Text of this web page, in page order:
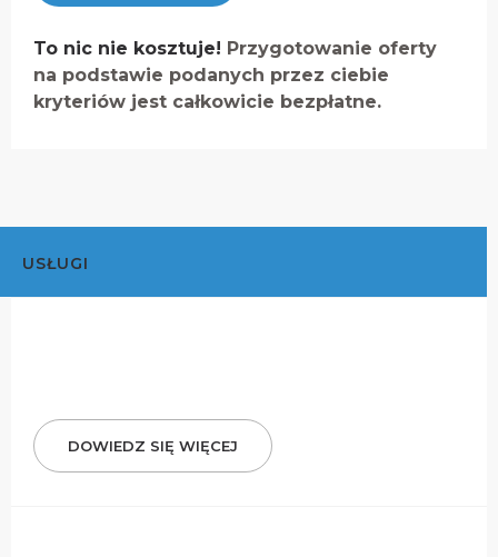
To nic nie kosztuje! Przygotowanie oferty
na podstawie podanych przez ciebie
kryteriów jest całkowicie bezpłatne.
USŁUGI
DOWIEDZ SIĘ WIĘCEJ